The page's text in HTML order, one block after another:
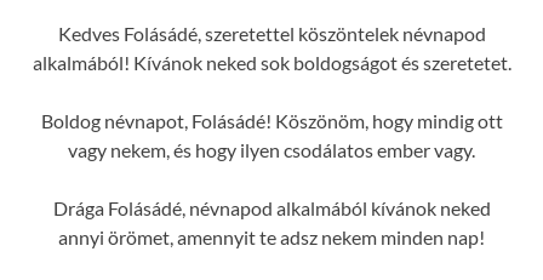
Kedves Folásádé, szeretettel köszöntelek névnapod
alkalmából! Kívánok neked sok boldogságot és szeretetet.
Boldog névnapot, Folásádé! Köszönöm, hogy mindig ott
vagy nekem, és hogy ilyen csodálatos ember vagy.
Drága Folásádé, névnapod alkalmából kívánok neked
annyi örömet, amennyit te adsz nekem minden nap!